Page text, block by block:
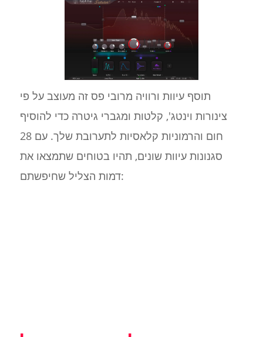
תוסף עיוות ורוויה מרובי פס זה מעוצב על פי
צינורות וינטג', קלטות ומגברי גיטרה כדי להוסיף
חום והרמוניות קלאסיות לתערובת שלך. עם 28
סגנונות עיוות שונים, תהיו בטוחים שתמצאו את
דמות הצליל שחיפשתם: